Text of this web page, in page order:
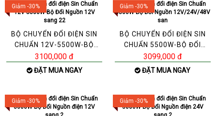
Giảm -30%
BỘ CHUYỂN ĐỔI ĐIỆN SIN
CHUẨN 12V-5500W-BỘ
ĐỔI NGUỒN 12V SANG 22
3100,000 đ
ĐẶT MUA NGAY
Giảm -30%
BỘ CHUYỂN ĐỔI ĐIỆN SIN
CHUẨN 5500W-BỘ ĐỔI
NGUỒN 12V/24V/48V
SAN
3099,000 đ
ĐẶT MUA NGAY
Giảm -30% Giảm -30%